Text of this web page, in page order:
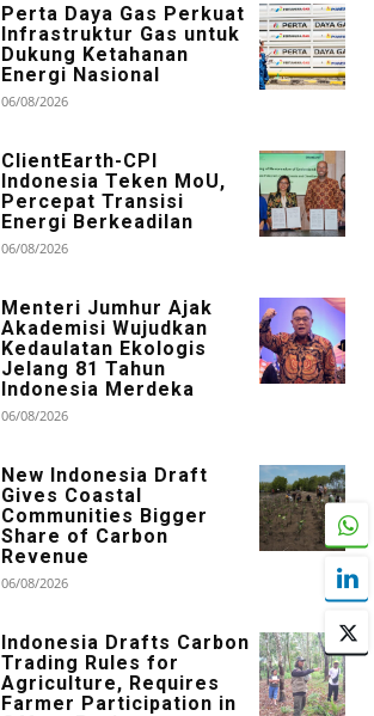
Perta Daya Gas Perkuat
Infrastruktur Gas untuk
Dukung Ketahanan
Energi Nasional
06/08/2026
ClientEarth-CPI
Indonesia Teken MoU,
Percepat Transisi
Energi Berkeadilan
06/08/2026
Menteri Jumhur Ajak
Akademisi Wujudkan
Kedaulatan Ekologis
Jelang 81 Tahun
Indonesia Merdeka
06/08/2026
New Indonesia Draft
Gives Coastal
Communities Bigger
Share of Carbon
Revenue
06/08/2026
Indonesia Drafts Carbon
Trading Rules for
Agriculture, Requires
Farmer Participation in